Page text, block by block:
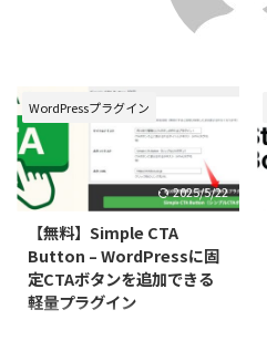
WordPressプラグイン
2025/5/22
【無料】Simple CTA
Button – WordPressに固
定CTAボタンを追加できる
軽量プラグイン